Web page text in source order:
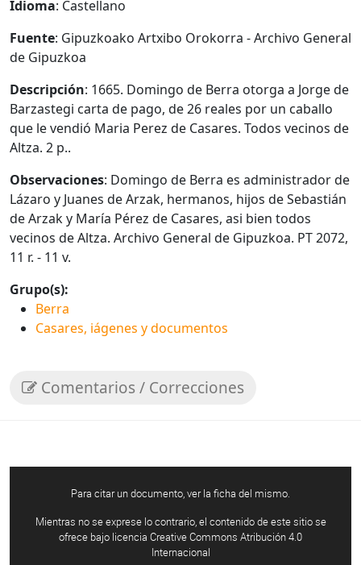
Idioma: Castellano
Fuente: Gipuzkoako Artxibo Orokorra - Archivo General
de Gipuzkoa
Descripción: 1665. Domingo de Berra otorga a Jorge de
Barzastegi carta de pago, de 26 reales por un caballo
que le vendió Maria Perez de Casares. Todos vecinos de
Altza. 2 p..
Observaciones: Domingo de Berra es administrador de
Lázaro y Juanes de Arzak, hermanos, hijos de Sebastián
de Arzak y María Pérez de Casares, asi bien todos
vecinos de Altza. Archivo General de Gipuzkoa. PT 2072,
11 r. - 11 v.
Grupo(s):
Berra
Casares, iágenes y documentos
Comentarios / Correcciones
Para citar un documento, ver la ficha del mismo.
Mientras no se exprese lo contrario, el contenido de este sitio se
ofrece bajo licencia Creative Commons Atribución 4.0
Internacional